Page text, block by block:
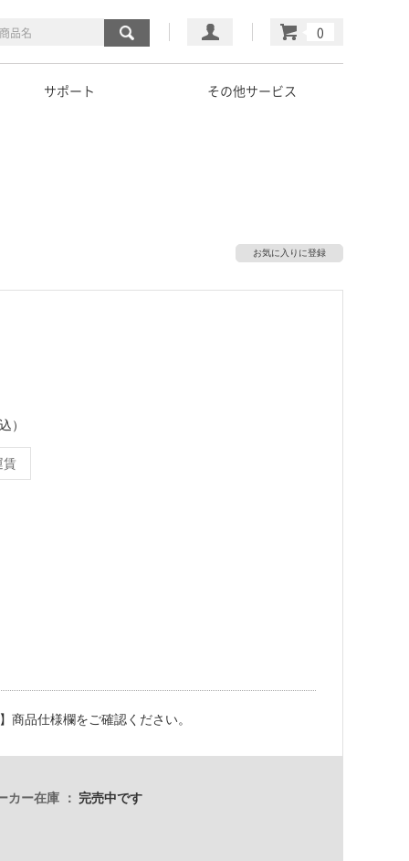
マイページ
カート
サポート その他サービス
お気に入りに登録
）
賃
商品仕様欄をご確認ください。
カー在庫 完売中です